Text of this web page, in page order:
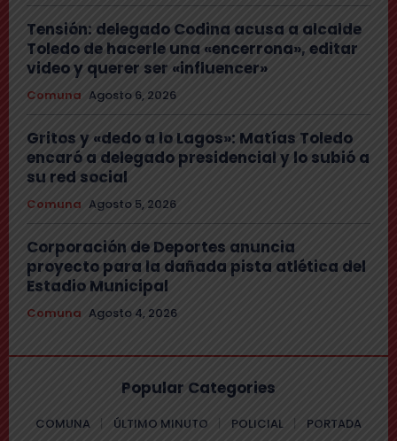
Tensión: delegado Codina acusa a alcalde
Toledo de hacerle una «encerrona», editar
video y querer ser «influencer»
Comuna Agosto 6, 2026
Gritos y «dedo a lo Lagos»: Matías Toledo
encaró a delegado presidencial y lo subió a
su red social
Comuna Agosto 5, 2026
Corporación de Deportes anuncia
proyecto para la dañada pista atlética del
Estadio Municipal
Comuna Agosto 4, 2026
Popular Categories
COMUNA ÚLTIMO MINUTO POLICIAL
PORTADA